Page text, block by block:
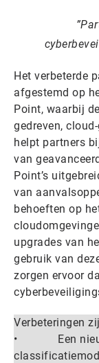
Het verbeterde
afgestemd op
Point, waarbij
gedreven,
helpt partners
van
Point’s
van
behoeften op
upgrades van
gebruik van
zorgen ervoor
Verbeteringen
• Een nieuw,